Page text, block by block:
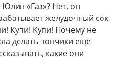
«Газ»? Нет, он
желудочный сок
Купи! Купи! Почему не
делать пончики еще
какие они